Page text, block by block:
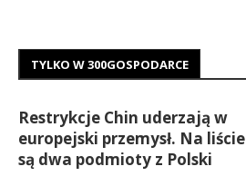
TYLKO W 300GOSPODARCE
Restrykcje Chin uderzają w
europejski przemysł. Na liście
są dwa podmioty z Polski